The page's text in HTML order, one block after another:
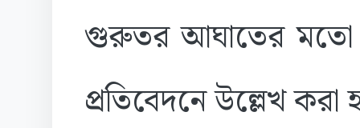
গুরুতর আঘাতের মতো
প্রতিবেদনে উল্লেখ করা